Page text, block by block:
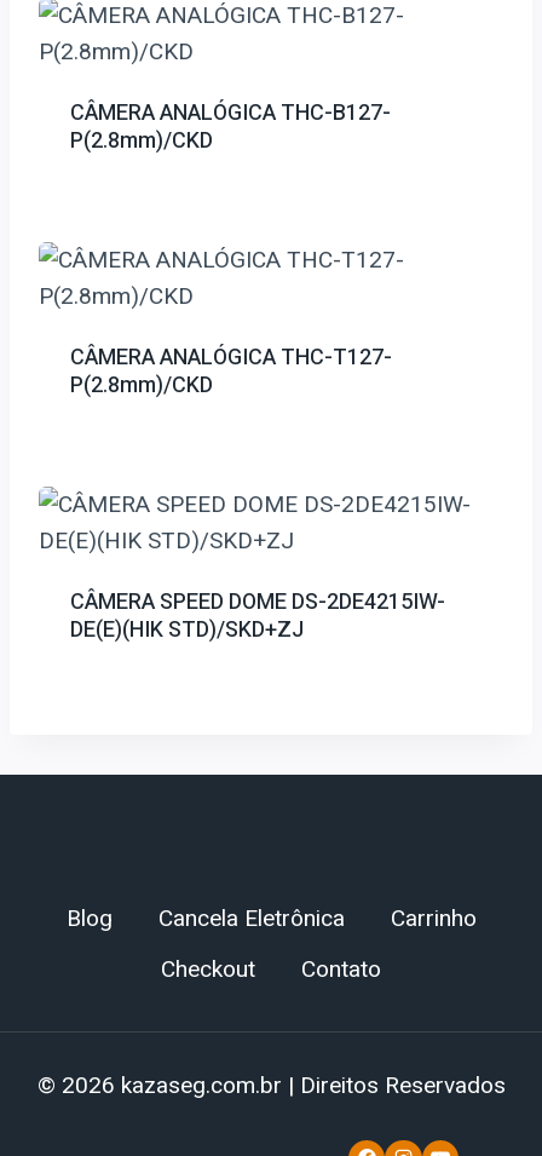
CÂMERA ANALÓGICA THC-B127-
P(2.8mm)/CKD
CÂMERA ANALÓGICA THC-T127-
P(2.8mm)/CKD
CÂMERA SPEED DOME DS-2DE4215IW-
DE(E)(HIK STD)/SKD+ZJ
Blog Cancela Eletrônica
Carrinho
Checkout
Contato
© 2026 kazaseg.com.br | Direitos Reservados